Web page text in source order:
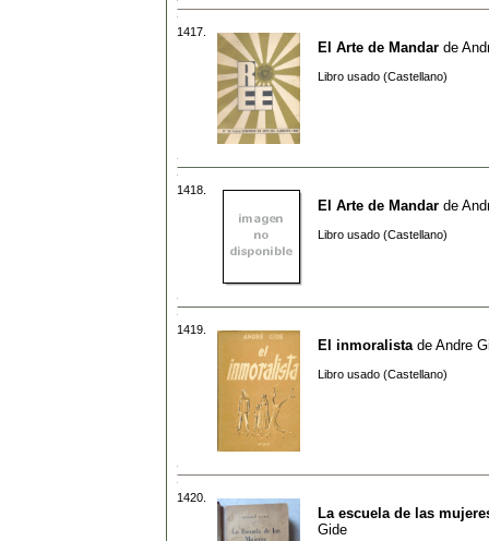
1417.
El Arte de Mandar de
Libro usado (Castellano)
1418.
El Arte de Mandar de
Libro usado (Castellano)
1419.
El inmoralista de Andre
Libro usado (Castellano)
1420.
La escuela de las
Gide